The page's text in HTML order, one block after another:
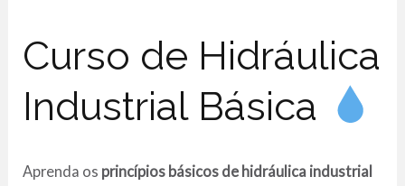
Curso de Hidráulica
Industrial Básica
Aprenda os princípios básicos de hidráulica industrial